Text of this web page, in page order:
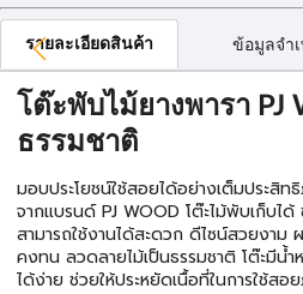
รายละเอียดสินค้า ข้อมูลจำ
โต๊ะพับไม้ยางพารา PJ
ธรรมชาติ
มอบประโยชน์ใช้สอยได้อย่างเต็มประสิท
จากแบรนด์ PJ WOOD โต๊ะไม้พับเก็บไ
สามารถใช้งานได้สะดวก ดีไซน์สวยงาม
คงทน ลวดลายไม้เป็นธรรมชาติ โต๊ะมีน้ำ
ได้ง่าย ช่วยให้ประหยัดเนื้อที่ในการใช้สอ